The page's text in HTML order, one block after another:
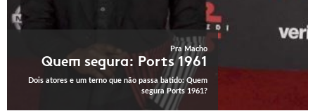
Pra Macho
Quem segura: Ports 1961
Dois atores e um terno que não passa batido: Quem
segura Ports 1961?